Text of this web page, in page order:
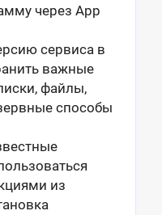
через App
сервиса в
важные
файлы,
способы
из